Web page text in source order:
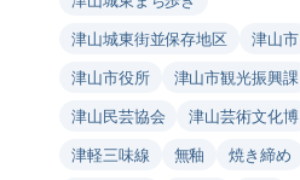
津山城東街並保存地区
津山市
津山市役所
津山市観光振興課
津山民芸協会
津山芸術文化博
津軽三味線
無釉 焼き締め